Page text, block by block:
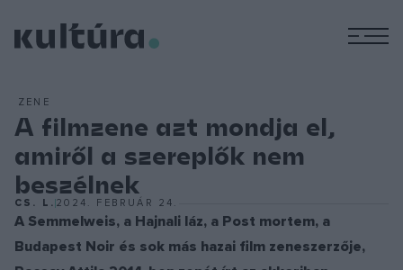
ZENE
A filmzene azt mondja el,
amiről a szereplők nem
beszélnek
CS. L.2024. FEBRUÁR 24.
A Semmelweis, a Hajnali láz, a Post mortem, a
Budapest Noir és sok más hazai film zeneszerzője,